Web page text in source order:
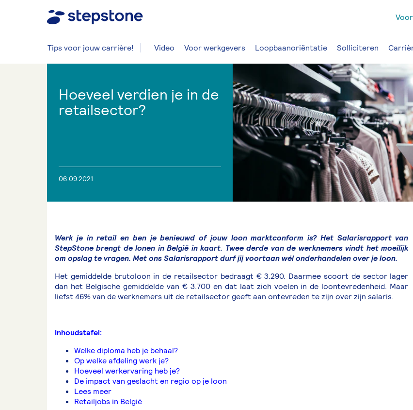
Tips voor jouw carrière! Video Voor werkgevers Loopbaanoriëntatie Solliciteren
Hoeveel verdien je in de
retailsector?
06.09.2021
Werk je in retail en ben je benieuwd of jouw loon marktconform is? Het Salarisrapport van
StepStone brengt de lonen in België in kaart. Twee derde van de werknemers vindt het moeilijk
om opslag te vragen. Met ons Salarisrapport durf jij voortaan wél onderhandelen over je loon.
Het gemiddelde brutoloon in de retailsector bedraagt € 3.290. Daarmee scoort de sector lager
dan het Belgische gemiddelde van € 3.700 en dat laat zich voelen in de loontevredenheid. Maar
liefst 46% van de werknemers uit de retailsector geeft aan ontevreden te zijn over zijn salaris.
Inhoudstafel:
Welke diploma heb je behaal?
Op welke afdeling werk je?
Hoeveel werkervaring heb je?
De impact van geslacht en regio op je loon
Lees meer
Retailjobs in België